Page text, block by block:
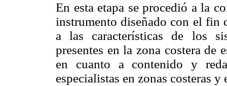
En esta etapa se procedió a la
instrumento diseñado con el fin
a las características de los
presentes en la zona costera
en cuanto a contenido y
especialistas en zonas costeras y